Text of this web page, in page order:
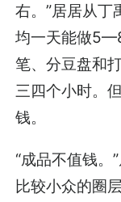
右。”居居从丁
均一天能做
笔、分豆盘和
三四个小时。
钱。
“成品不值钱。
比较小众的圈